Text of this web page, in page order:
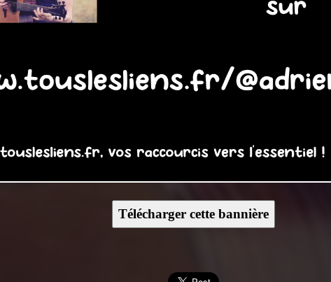
Télécharger cette bannière